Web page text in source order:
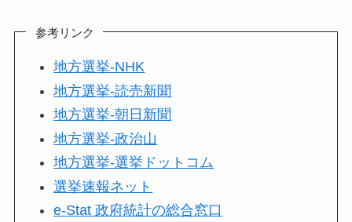
参考リンク
地方選挙-NHK
地方選挙-読売新聞
地方選挙-朝日新聞
地方選挙-政治山
地方選挙-選挙ドットコム
選挙速報ネット
e-Stat 政府統計の総合窓口